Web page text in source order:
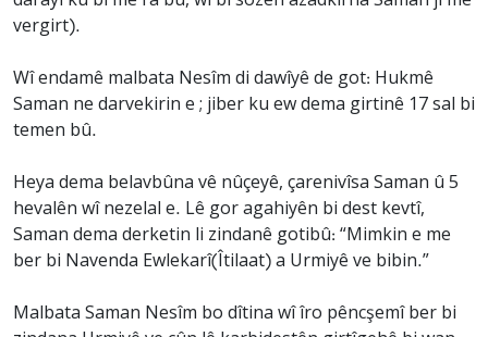
vergirt).
Wî endamê malbata Nesîm di dawîyê de got: Hukmê
Saman ne darvekirin e ; jiber ku ew dema girtinê 17 sal bi
temen bû.
Heya dema belavbûna vê nûçeyê, çarenivîsa Saman û 5
hevalên wî nezelal e. Lê gor agahiyên bi dest kevtî,
Saman dema derketin li zindanê gotibû: “Mimkin e me
ber bi Navenda Ewlekarî(Îtilaat) a Urmiyê ve bibin.”
Malbata Saman Nesîm bo dîtina wî îro pêncşemî ber bi